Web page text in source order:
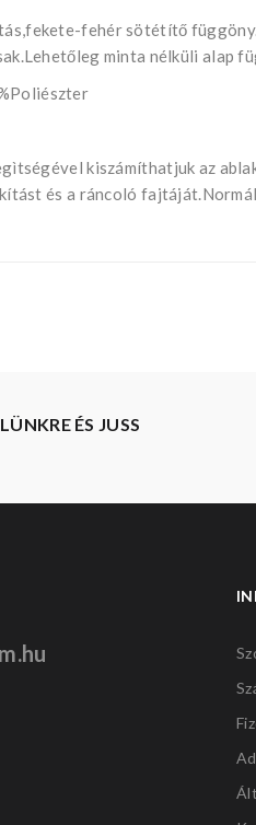
fehér sötétítő
minta nélküli alap
kiszámíthatjuk az
és a ráncoló
ÉS JUSS